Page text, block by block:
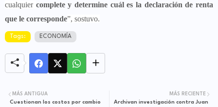
cualquier complete y determine cuál es la declaración de renta
que le corresponde”, sostuvo.
Tags: ECONOMÍA
MÁS RECIENTE
Archivan investigación contra Juan
MÁS ANTIGUA
Cuestionan los costos por cambio